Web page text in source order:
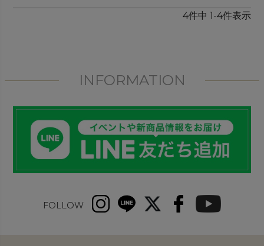
4件中 1 -4件表示
INFORMATION
FOLLOW